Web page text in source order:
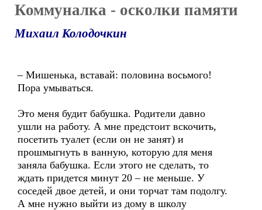
Коммуналка - осколки памяти
Михаил Колодочкин
– Мишенька, вставай: половина восьмого!
Пора умываться.
Это меня будит бабушка. Родители давно
ушли на работу. А мне предстоит вскочить,
посетить туалет (если он не занят) и
прошмыгнуть в ванную, которую для меня
заняла бабушка. Если этого не сделать, то
ждать придется минут 20 – не меньше. У
соседей двое детей, и они торчат там подолгу.
А мне нужно выйти из дому в школу